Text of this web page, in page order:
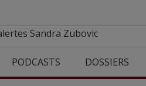
Sandra Zubovic
PODCASTS DOSSIERS